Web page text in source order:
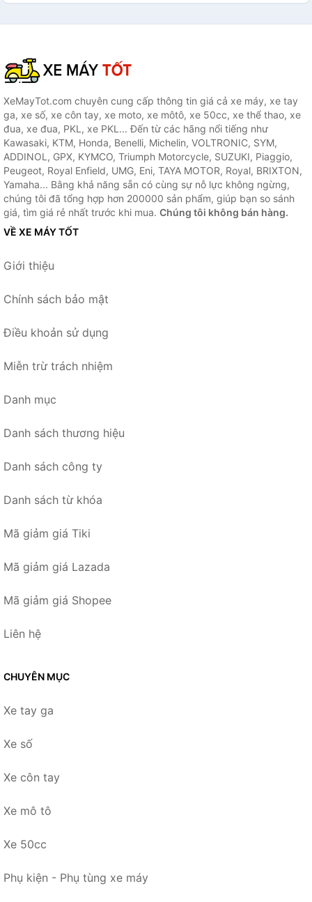
XeMayTot.com chuyên cung cấp thông tin giá cả xe máy, xe tay
ga, xe số, xe côn tay, xe moto, xe môtô, xe 50cc, xe thể thao, xe
đua, xe đua, PKL, xe PKL... Đến từ các hãng nổi tiếng như
Kawasaki, KTM, Honda, Benelli, Michelin, VOLTRONIC, SYM,
ADDINOL, GPX, KYMCO, Triumph Motorcycle, SUZUKI, Piaggio,
Peugeot, Royal Enfield, UMG, Eni, TAYA MOTOR, Royal, BRIXTON,
Yamaha... Bằng khả năng sẵn có cùng sự nỗ lực không ngừng,
chúng tôi đã tổng hợp hơn 200000 sản phẩm, giúp bạn so sánh
giá, tìm giá rẻ nhất trước khi mua. Chúng tôi không bán hàng.
VỀ XE MÁY TỐT
Giới thiệu
Chính sách bảo mật
Điều khoản sử dụng
Miễn trừ trách nhiệm
Danh mục
Danh sách thương hiệu
Danh sách công ty
Danh sách từ khóa
Mã giảm giá Tiki
Mã giảm giá Lazada
Mã giảm giá Shopee
Liên hệ
CHUYÊN MỤC
Xe tay ga
Xe số
Xe côn tay
Xe mô tô
Xe 50cc
Phụ kiện - Phụ tùng xe máy